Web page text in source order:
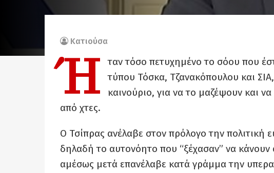
Κατιούσα
Ή
ταν τόσο πετυχημένο το σόου που
τύπου Τόσκα, Τζανακόπουλου και
καινούριο, για να το μαζέψουν και
από χτες.
Ο Τσίπρας ανέλαβε στον πρόλογο την
δηλαδή το αυτονόητο που “ξέχασαν” να
αμέσως μετά επανέλαβε κατά γράμμα την